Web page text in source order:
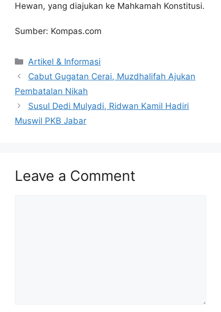
Hewan, yang diajukan ke Mahkamah Konstitusi.
Sumber: Kompas.com
Artikel & Informasi
Cabut Gugatan Cerai, Muzdhalifah Ajukan
Pembatalan Nikah
Susul Dedi Mulyadi, Ridwan Kamil Hadiri
Muswil PKB Jabar
Leave a Comment